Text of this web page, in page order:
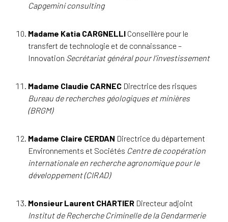
Capgemini consulting
Madame Katia CARGNELLI Conseillère pour le
transfert de technologie et de connaissance –
Innovation Secrétariat général pour l’investissement
Madame Claudie CARNEC Directrice des risques
Bureau de recherches géologiques et minières
(BRGM)
Madame Claire CERDAN Directrice du département
Environnements et Sociétés Centre de coopération
internationale en recherche agronomique pour le
développement (CIRAD)
Monsieur Laurent CHARTIER Directeur adjoint
Institut de Recherche Criminelle de la Gendarmerie